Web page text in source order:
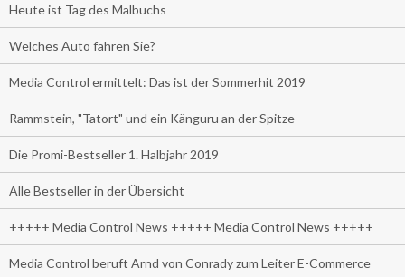
Heute ist Tag des Malbuchs
Welches Auto fahren Sie?
Media Control ermittelt: Das ist der Sommerhit 2019
Rammstein, "Tatort" und ein Känguru an der Spitze
Die Promi-Bestseller 1. Halbjahr 2019
Alle Bestseller in der Übersicht
+++++ Media Control News +++++ Media Control News +++++
Media Control beruft Arnd von Conrady zum Leiter E-Commerce